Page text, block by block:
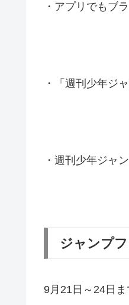
・アプリでもブ
・「週刊少年ジ
・週刊少年ジャ
ジャンプ
9月21日～24日ま